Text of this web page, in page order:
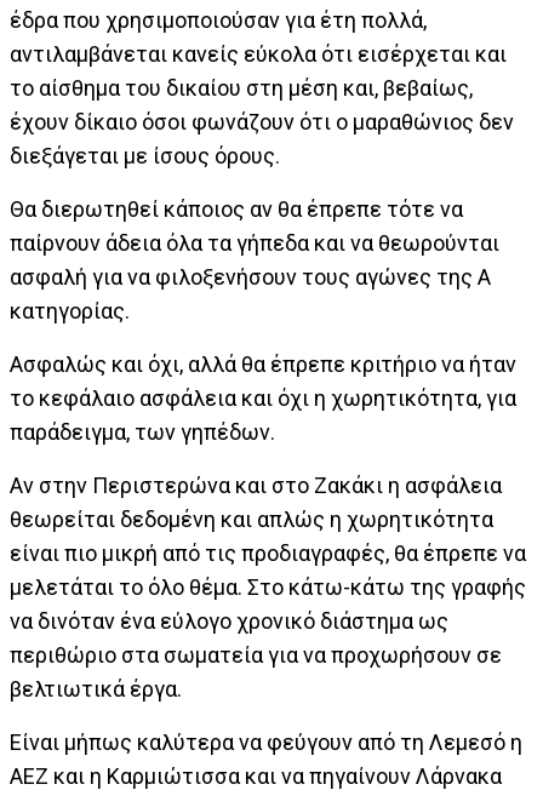
έδρα που χρησιμοποιούσαν για έτη πολλά,
αντιλαμβάνεται κανείς εύκολα ότι εισέρχεται και
το αίσθημα του δικαίου στη μέση και, βεβαίως,
έχουν δίκαιο όσοι φωνάζουν ότι ο μαραθώνιος δεν
διεξάγεται με ίσους όρους.
Θα διερωτηθεί κάποιος αν θα έπρεπε τότε να
παίρνουν άδεια όλα τα γήπεδα και να θεωρούνται
ασφαλή για να φιλοξενήσουν τους αγώνες της Α
κατηγορίας.
Ασφαλώς και όχι, αλλά θα έπρεπε κριτήριο να ήταν
το κεφάλαιο ασφάλεια και όχι η χωρητικότητα, για
παράδειγμα, των γηπέδων.
Αν στην Περιστερώνα και στο Ζακάκι η ασφάλεια
θεωρείται δεδομένη και απλώς η χωρητικότητα
είναι πιο μικρή από τις προδιαγραφές, θα έπρεπε να
μελετάται το όλο θέμα. Στο κάτω-κάτω της γραφής
να δινόταν ένα εύλογο χρονικό διάστημα ως
περιθώριο στα σωματεία για να προχωρήσουν σε
βελτιωτικά έργα.
Είναι μήπως καλύτερα να φεύγουν από τη Λεμεσό η
ΑΕΖ και η Καρμιώτισσα και να πηγαίνουν Λάρνακα